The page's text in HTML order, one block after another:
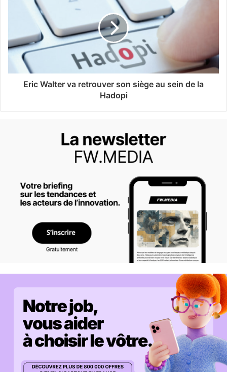
Eric Walter va retrouver son siège au sein de la
Hadopi